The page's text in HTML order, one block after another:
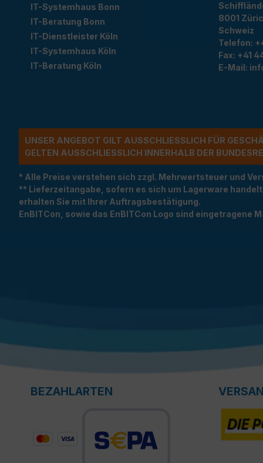
IT-Systemhaus Bonn
IT-Beratung Bonn
IT-Dienstleister Köln
IT-Systemhaus Köln
IT-Beratung Köln
8001
Schweiz
Telefon:
Fax: +41
E-Mail:
UNSER ANGEBOT GILT AUSSCHLIESSLICH FÜR
ELTEN AUSSCHLIESSLICH INNERHALB DER
* Alle Preise verstehen sich zzgl. Mehrwertsteuer und
** Lieferzeitangabe, sofern es sich um Lagerware
erhalten Sie mit Ihrer Auftragsbestätigung.
EnBITCon, sowie das EnBITCon Logo sind eingetragene
BEZAHLARTEN